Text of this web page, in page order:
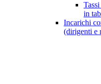
in
Incarichi
(dirigenti e